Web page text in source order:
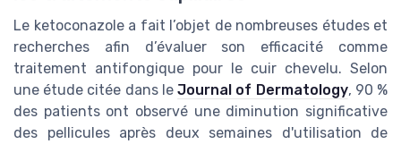
Le ketoconazole a fait l’objet de nombreuses études et
recherches afin d’évaluer son efficacité comme
traitement antifongique pour le cuir chevelu. Selon
une étude citée dans leJournal of Dermatology, 90 %
des patients ont observé une diminution significative
des pellicules après deux semaines d'utilisation de